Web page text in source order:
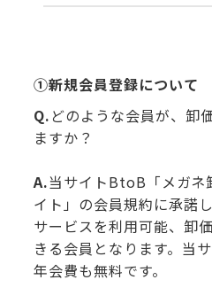
①新規会員登録について
Q. どのような会員が、卸
ますか？
A.当サイトBtoB「メガネ
イト」の会員規約に承諾
サービスを利用可能、卸
きる会員となります。当
年会費も無料です。